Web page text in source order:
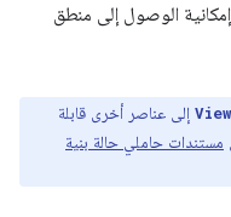
الوصول إلى منطق
إلى عناصر أخرى قابلة
مستندات حاملي حالة بنية